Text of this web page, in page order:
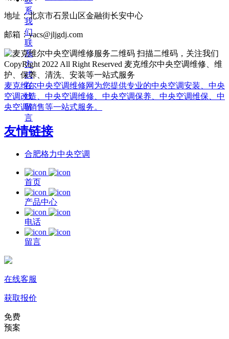
系
我
们
联
系
方
式
在
线
留
言
地址：北京市石景山区金融街长安中心
邮箱：yacs@jljgdj.com
扫描二维码，关注我们
CopyRight 2022 All Right Reserved 麦克维尔中央空调维修、维
护、保养、清洗、安装等一站式服务
麦克维尔中央空调维修网为您提供专业的中央空调安装、中央
空调改造、中央空调维修、中央空调保养、中央空调维保、中
央空调销售等一站式服务。
友情链接
合肥格力中央空调
首页
产品中心
电话
留言
在线客服
获取报价
免费
预案